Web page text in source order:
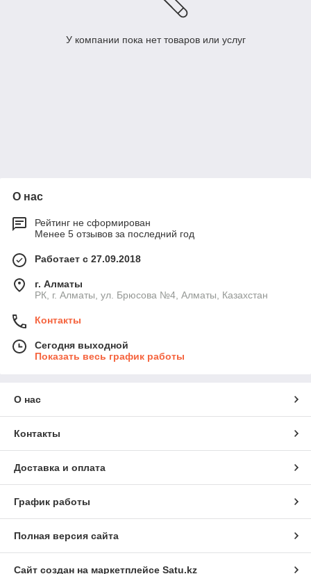
У компании пока нет товаров или услуг
О нас
Рейтинг не сформирован
Менее 5 отзывов за последний год
Работает с 27.09.2018
г. Алматы
РК, г. Алматы, ул. Брюсова №4, Алматы, Казахстан
Контакты
Сегодня выходной
Показать весь график работы
О нас
Контакты
Доставка и оплата
График работы
Полная версия сайта
Сайт создан на маркетплейсе Satu.kz